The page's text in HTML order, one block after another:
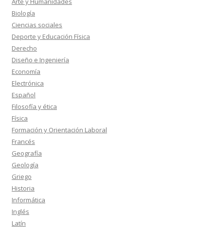
Biología
Ciencias sociales
Deporte y Educación Física
Derecho
Diseño e Ingeniería
Economía
Electrónica
Español
Filosofía y ética
Física
Formación y Orientación Laboral
Francés
Geografía
Geología
Griego
Historia
Informática
Inglés
Latín